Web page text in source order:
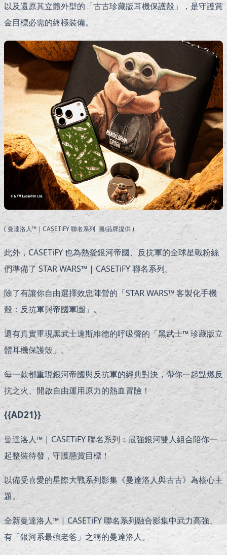
以及還原其立體外型的「古古珍藏版耳機保護殼」，是守護賞
金目標必需的終極裝備。
( 曼達洛人™｜CASETiFY 聯名系列 圖/品牌提供 )
此外，CASETiFY 也為熱愛銀河帝國、反抗軍的全球星戰粉絲
們準備了 STAR WARS™ | CASETiFY 聯名系列。
除了有讓你自由選擇效忠陣營的「STAR WARS™ 客製化手機
殼：反抗軍與帝國軍團」。
還有真實重現黑武士達斯維德的呼吸聲的「黑武士™ 珍藏版立
體耳機保護殼」。
每一款都重現銀河帝國與反抗軍的經典對決，帶你一起點燃反
抗之火、開啟自由運用原力的熱血冒險！
{{AD21}}
曼達洛人™ | CASETiFY 聯名系列：最強銀河雙人組合陪你一
起整裝待發，守護懸賞目標！
以備受喜愛的星際大戰系列影集《曼達洛人與古古》為核心主
題。
全新曼達洛人™ | CASETiFY 聯名系列融合影集中武力高強、
有「銀河系最強老爸」之稱的曼達洛人。